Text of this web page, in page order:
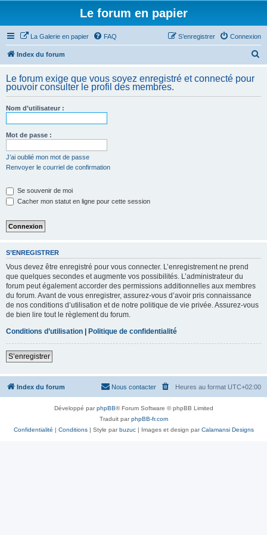
Le forum en papier
La Galerie en papier FAQ Connexion
S’enregistrer
Index du forum
h
Le forum exige que vous soyez enregistré et connecté pour
pouvoir consulter le profil des membres.
Nom d’utilisateur :
Mot de passe :
J’ai oublié mon mot de passe
Renvoyer le courriel de confirmation
Se souvenir de moi
Cacher mon statut en ligne pour cette session
S’ENREGISTRER
Vous devez être enregistré pour vous connecter. L’enregistrement ne prend
que quelques secondes et augmente vos possibilités. L’administrateur du
forum peut également accorder des permissions additionnelles aux membres
du forum. Avant de vous enregistrer, assurez-vous d’avoir pris connaissance
de nos conditions d’utilisation et de notre politique de vie privée. Assurez-vous
de bien lire tout le règlement du forum.
Conditions d’utilisation | Politique de confidentialité
S’enregistrer
Index du forum Heures au format UTC+02:00
Nous contacter
Développé parphpBB® Forum Software © phpBB Limited
Traduit parphpBB-fr.com
Confidentialité | Conditions| Style parbuzuc| Images et design parCalamansi Designs